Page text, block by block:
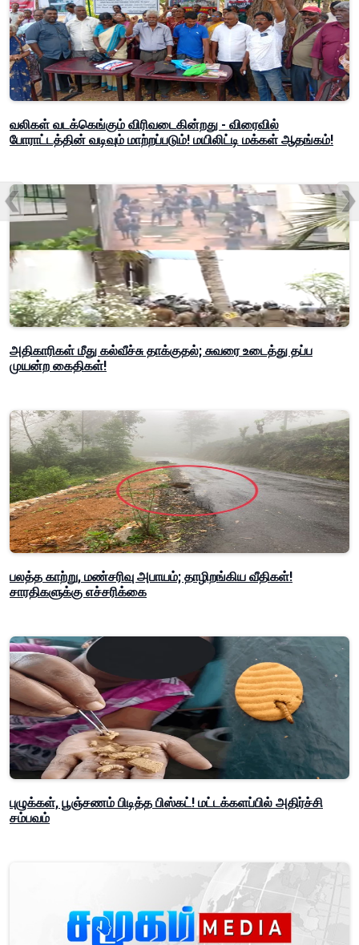
வலிகள் வடக்கெங்கும் விரிவடைகின்றது - விரைவில்
போராட்டத்தின் வடிவும் மாற்றப்படும்! மயிலிட்டி மக்கள் ஆதங்கம்!
அதிகாரிகள் மீது கல்வீச்சு தாக்குதல்; சுவரை உடைத்து தப்ப
முயன்ற கைதிகள்!
பலத்த காற்று, மண்சரிவு அபாயம்; தாழிறங்கிய வீதிகள்!
சாரதிகளுக்கு எச்சரிக்கை
புழுக்கள், பூஞ்சணம் பிடித்த பிஸ்கட்! மட்டக்களப்பில் அதிர்ச்சி
சம்பவம்